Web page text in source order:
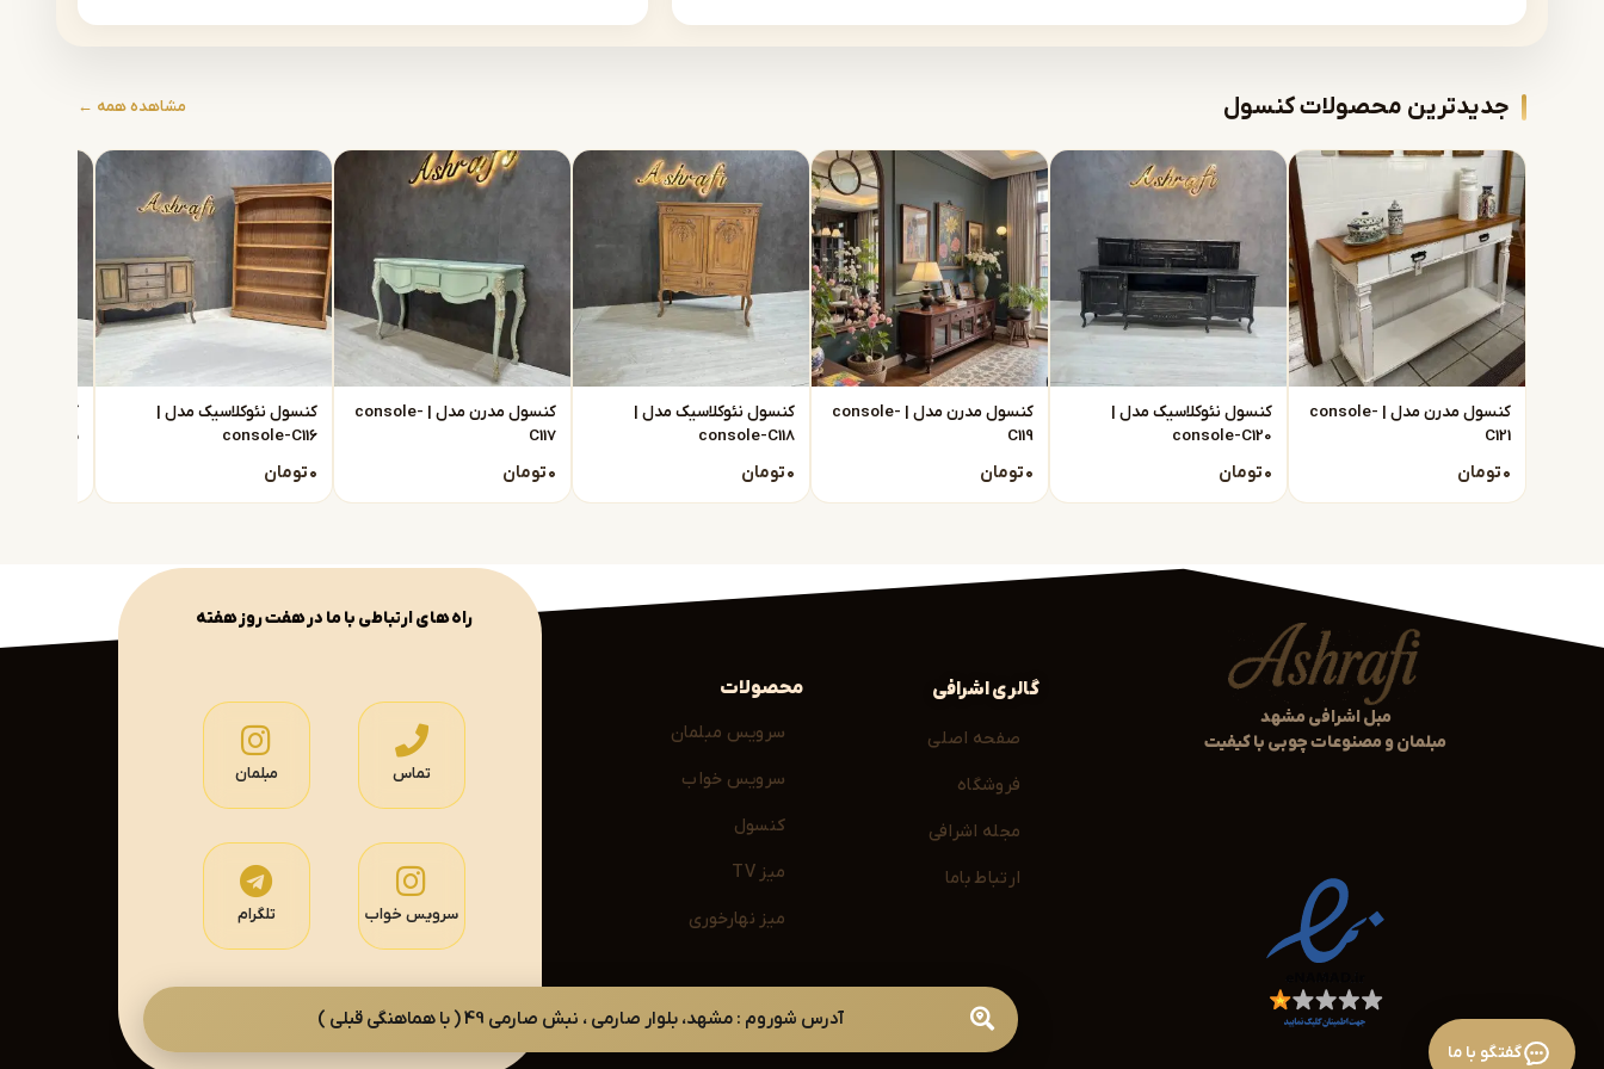
راهنمای خرید از فروشگاه مبلمان اشرافی
در زمان رنگ حضورا تشریف داشته باشد تا حتی الامکان رنگ مدنظرشان پیاده سازی شود، درمورد
رنگبندی پارچه هم کاملا تیم متخصص و طراح اشرافی در کنار شما عزیزان می باشند تا بهترین نتیجه
پس از اجرا حاصل شود، امید که رضایت مشتریان به بالاترین شکل ممکن اجرا و پیاده سازی شود.
توجه : به علت نوسانات مواد اولیه تمامی قیمت های محصولات در این سایت حدود قیمت است و
برای آگاهی بیشتر از قیمت تمام شده محصول با ما در تماس باشید.
برای سفارشات با این شماره تماس حاصل فرمائید :25 12 108 0915
جدیدترین محصولات کنسول مشاهده همه ←
کنسول مدرن مدل | console-
C121
تومان۰
کنسول نئوکلاسیک مدل |
console-C120
تومان۰
کنسول مدرن مدل | console-
C119
تومان۰
کنسول نئوکلاسیک مدل |
console-C118
تومان۰
کنسول مدرن مدل | console-
C117
تومان۰
کنسول نئوکلاسیک مدل |
console-C116
تومان۰
C115
مبل اشرافی مشهد
مبلمان و مصنوعات چوبی با کیفیت
گالری اشرافی محصولات
صفحه اصلی
فروشگاه
مجله اشرافی
ارتباط باما
سرویس مبلمان
سرویس خواب
کنسول
میز TV
میز نهارخوری
راه های ارتباطی با ما در هفت روز هفته
تماس مبلمان
سرویس خواب تلگرام
آدرس شوروم : مشهد، بلوار صارمی ، نبش صارمی 49 ( با هماهنگی قبلی )
گفتگو با ما
دستیار هوش مصنوعی
همیشه در خدمت شما